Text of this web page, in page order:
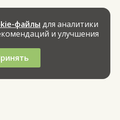
файлы для аналитики
и улучшения